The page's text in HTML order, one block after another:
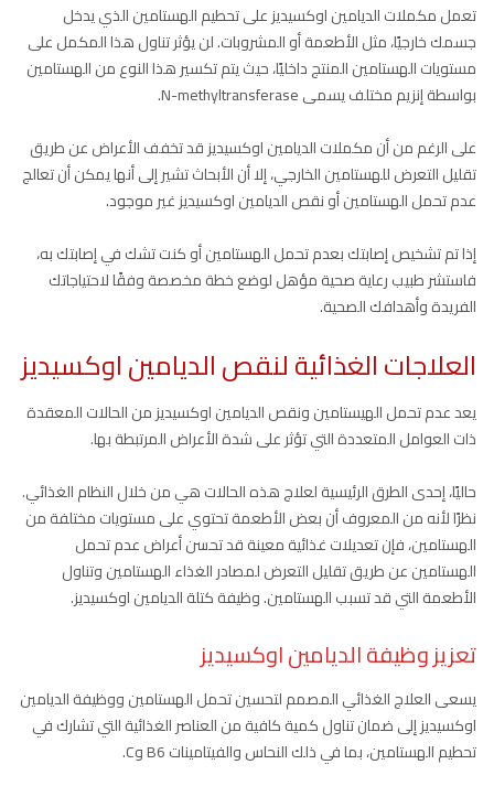
تعمل مكملات الديامين اوكسيديز على تحطيم الهستامين الذي يدخل
جسمك خارجيًا، مثل الأطعمة أو المشروبات. لن يؤثر تناول هذا المكمل على
مستويات الهستامين المنتج داخليًا، حيث يتم تكسير هذا النوع من الهستامين
بواسطة إنزيم مختلف يسمى N-methyltransferase.
على الرغم من أن مكملات الديامين اوكسيديز قد تخفف الأعراض عن طريق
تقليل التعرض للهستامين الخارجي، إلا أن الأبحاث تشير إلى أنها يمكن أن تعالج
عدم تحمل الهستامين أو نقص الديامين اوكسيديز غير موجود.
إذا تم تشخيص إصابتك بعدم تحمل الهستامين أو كنت تشك في إصابتك به،
فاستشر طبيب رعاية صحية مؤهل لوضع خطة مخصصة وفقًا لاحتياجاتك
الفريدة وأهدافك الصحية.
العلاجات الغذائية لنقص الديامين اوكسيديز
يعد عدم تحمل الهيستامين ونقص الديامين اوكسيديز من الحالات المعقدة
ذات العوامل المتعددة التي تؤثر على شدة الأعراض المرتبطة بها.
حاليًا، إحدى الطرق الرئيسية لعلاج هذه الحالات هي من خلال النظام الغذائي.
نظرًا لأنه من المعروف أن بعض الأطعمة تحتوي على مستويات مختلفة من
الهستامين، فإن تعديلات غذائية معينة قد تحسن أعراض عدم تحمل
الهستامين عن طريق تقليل التعرض لمصادر الغذاء الهستامين وتناول
الأطعمة التي قد تسبب الهستامين. وظيفة كتلة الديامين اوكسيديز.
تعزيز وظيفة الديامين اوكسيديز
يسعى العلاج الغذائي المصمم لتحسين تحمل الهستامين ووظيفة الديامين
اوكسيديز إلى ضمان تناول كمية كافية من العناصر الغذائية التي تشارك في
تحطيم الهستامين، بما في ذلك النحاس والفيتامينات B6 وC.